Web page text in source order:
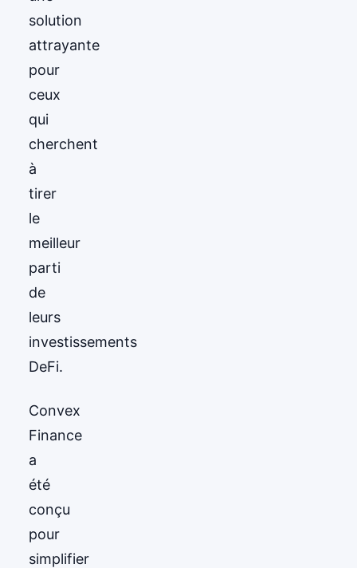
solution
attrayante
pour
ceux
qui
cherchent
à
tirer
le
meilleur
parti
de
leurs
investissements
DeFi.
Convex
Finance
a
été
conçu
pour
simplifier